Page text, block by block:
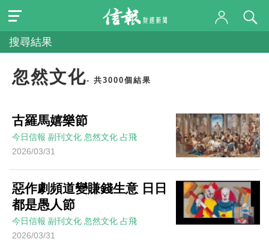
搜尋結果
忽然文化- 共3000個結果
古羅馬嬉樂節
今日信報 副刊文化 忽然文化 占飛
2026/03/31
惡作劇頻道變賺錢生意 日日
都是愚人節
今日信報 副刊文化 忽然文化 占飛
2026/03/31